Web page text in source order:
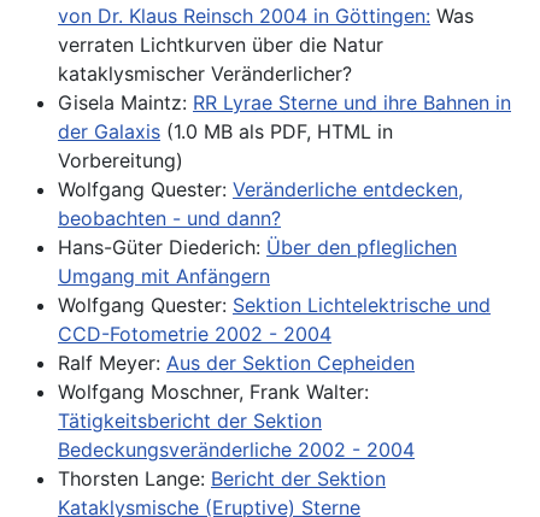
von Dr. Klaus Reinsch 2004 in Göttingen: Was
verraten Lichtkurven über die Natur
kataklysmischer Veränderlicher?
Gisela Maintz: RR Lyrae Sterne und ihre Bahnen in
der Galaxis (1.0 MB als PDF, HTML in
Vorbereitung)
Wolfgang Quester: Veränderliche entdecken,
beobachten - und dann?
Hans-Güter Diederich: Über den pfleglichen
Umgang mit Anfängern
Wolfgang Quester: Sektion Lichtelektrische und
CCD-Fotometrie 2002 - 2004
Ralf Meyer: Aus der Sektion Cepheiden
Wolfgang Moschner, Frank Walter:
Tätigkeitsbericht der Sektion
Bedeckungsveränderliche 2002 - 2004
Thorsten Lange: Bericht der Sektion
Kataklysmische (Eruptive) Sterne